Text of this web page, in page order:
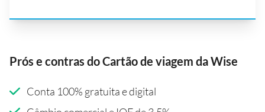
Prós e contras do Cartão de viagem da Wise
Conta 100% gratuita e digital